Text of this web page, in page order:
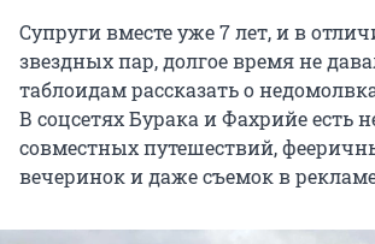
Супруги вместе уже 7 лет, и в
звездных пар, долгое время не
таблоидам рассказать о
В соцсетях Бурака и Фахрийе есть
совместных путешествий,
вечеринок и даже съемок в